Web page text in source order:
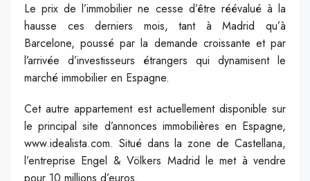
Le prix de l’immobilier ne cesse d’être réévalué à la
hausse ces derniers mois, tant à Madrid qu’à
Barcelone, poussé par la demande croissante et par
l’arrivée d’investisseurs étrangers qui dynamisent le
marché immobilier en Espagne.
Cet autre appartement est actuellement disponible sur
le principal site d’annonces immobilières en Espagne,
www.idealista.com. Situé dans la zone de Castellana,
l’entreprise Engel & Völkers Madrid le met à vendre